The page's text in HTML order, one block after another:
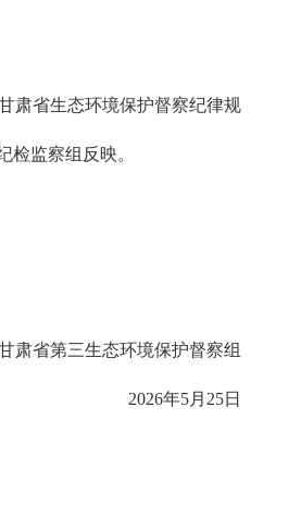
肃省生态环境保护督察纪律规
监察组反映。
肃省第三生态环境保护督察组
2026年5月25日